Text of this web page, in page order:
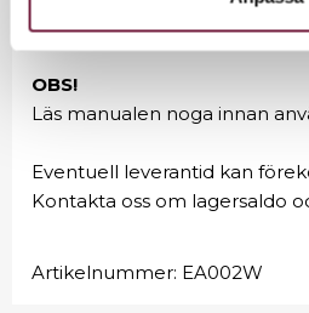
- Filt för att dölja slangarna
OBS!
Läs manualen noga innan
Eventuell leverantid kan
Kontakta oss om lagersaldo
Artikelnummer: EA002W